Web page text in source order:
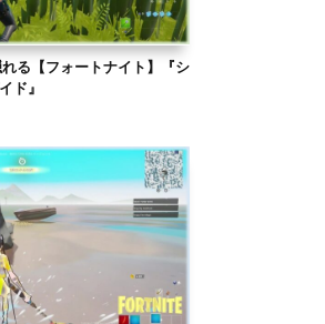
る【フォートナイト】『シ
ド』